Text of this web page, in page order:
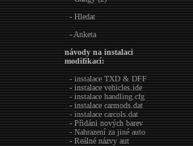
- Hledat
- Anketa
návody na instalaci
modifikací:
- instalace TXD & DFF
- instalace vehicles.ide
- instalace handling.cfg
- instalace carmods.dat
- instalace carcols.dat
- Přidáni nových barev
- Nahrazení za jiné auto
- Reálné názvy aut